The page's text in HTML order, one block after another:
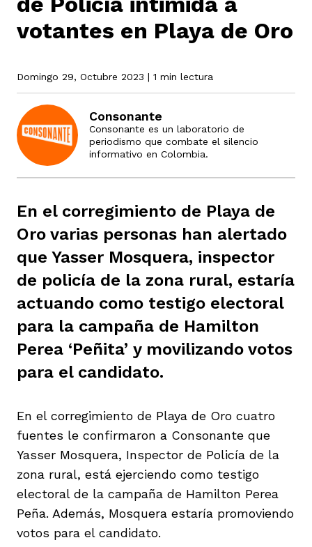
votantes en Playa de Oro
Domingo 29, Octubre 2023 | 1 min lectura
Consonante
Consonante es un laboratorio de
periodismo que combate el silencio
informativo en Colombia.
En el corregimiento de Playa de
Oro varias personas han alertado
que Yasser Mosquera, inspector
de policía de la zona rural, estaría
actuando como testigo electoral
para la campaña de Hamilton
Perea ‘Peñita’ y movilizando votos
para el candidato.
En el corregimiento de Playa de Oro cuatro
fuentes le confirmaron a Consonante que
Yasser Mosquera, Inspector de Policía de la
zona rural, está ejerciendo como testigo
electoral de la campaña de Hamilton Perea
Peña. Además, Mosquera estaría promoviendo
votos para el candidato.
Codazzi
de Atrato
Consonante
fórmula
principios
de estilo
equipo
nuestro contenido